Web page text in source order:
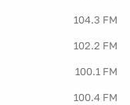
104.3 FM
102.2 FM
100.1 FM
100.4 FM